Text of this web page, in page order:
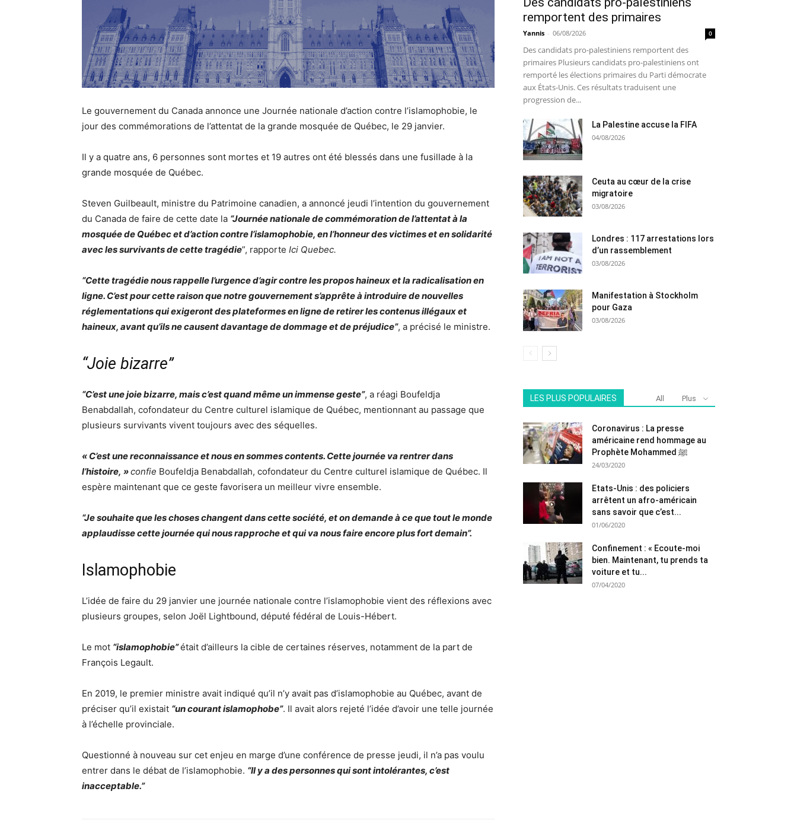
Le gouvernement du Canada annonce une Journée nationale d’action contre l’islamophobie, le
jour des commémorations de l’attentat de la grande mosquée de Québec, le 29 janvier.
Il y a quatre ans, 6 personnes sont mortes et 19 autres ont été blessés dans une fusillade à la
grande mosquée de Québec.
Steven Guilbeault, ministre du Patrimoine canadien, a annoncé jeudi l’intention du gouvernement
du Canada de faire de cette date la “Journée nationale de commémoration de l’attentat à la
mosquée de Québec et d’action contre l’islamophobie, en l’honneur des victimes et en solidarité
avec les survivants de cette tragédie”, rapporte Ici Quebec.
“Cette tragédie nous rappelle l’urgence d’agir contre les propos haineux et la radicalisation en
ligne. C’est pour cette raison que notre gouvernement s’apprête à introduire de nouvelles
réglementations qui exigeront des plateformes en ligne de retirer les contenus illégaux et
haineux, avant qu’ils ne causent davantage de dommage et de préjudice”, a précisé le ministre.
“Joie bizarre”
“C’est une joie bizarre, mais c’est quand même un immense geste”, a réagi Boufeldja
Benabdallah, cofondateur du Centre culturel islamique de Québec, mentionnant au passage que
plusieurs survivants vivent toujours avec des séquelles.
« C’est une reconnaissance et nous en sommes contents. Cette journée va rentrer dans
l’histoire, »confie Boufeldja Benabdallah, cofondateur du Centre culturel islamique de Québec. Il
espère maintenant que ce geste favorisera un meilleur vivre ensemble.
“Je souhaite que les choses changent dans cette société, et on demande à ce que tout le monde
applaudisse cette journée qui nous rapproche et qui va nous faire encore plus fort demain”.
Islamophobie
L’idée de faire du 29 janvier une journée nationale contre l’islamophobie vient des réflexions avec
plusieurs groupes, selon Joël Lightbound, député fédéral de Louis-Hébert.
Le mot “islamophobie”était d’ailleurs la cible de certaines réserves, notamment de la part de
François Legault.
En 2019, le premier ministre avait indiqué qu’il n’y avait pas d’islamophobie au Québec, avant de
préciser qu’il existait “un courant islamophobe”. Il avait alors rejeté l’idée d’avoir une telle journée
à l’échelle provinciale.
Questionné à nouveau sur cet enjeu en marge d’une conférence de presse jeudi, il n’a pas voulu
entrer dans le débat de l’islamophobie. “Il y a des personnes qui sont intolérantes, c’est
inacceptable.”
remportent des primaires
Yannis - 06/08/2026 0
Des candidats pro-palestiniens remportent des
primaires Plusieurs candidats pro-palestiniens ont
remporté les élections primaires du Parti démocrate
aux États-Unis. Ces résultats traduisent une
progression de...
La Palestine accuse la FIFA
04/08/2026
Ceuta au cœur de la crise
migratoire
03/08/2026
Londres : 117 arrestations lors
d’un rassemblement
03/08/2026
Manifestation à Stockholm
pour Gaza
03/08/2026
LES PLUS POPULAIRES All Plus
Coronavirus : La presse
américaine rend hommage au
Prophète Mohammed ﷺ
24/03/2020
Etats-Unis : des policiers
arrêtent un afro-américain
sans savoir que c’est...
01/06/2020
Confinement : « Ecoute-moi
bien. Maintenant, tu prends ta
voiture et tu...
07/04/2020